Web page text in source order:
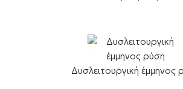
Δυσλειτουργική έμμηνος